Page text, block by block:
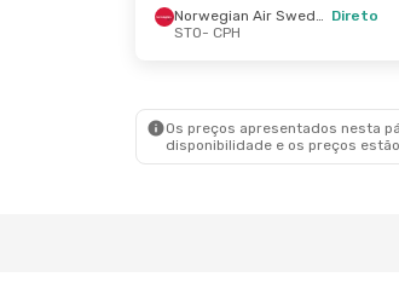
- Dom., 23 De Ago.
Norwegian Air Sweden Direto
STO- CPH
Os preços apresentados nesta
disponibilidade e os preços